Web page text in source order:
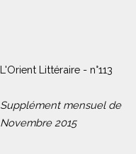
L'Orient Littéraire - n°113
Supplément mensuel de
Novembre 2015